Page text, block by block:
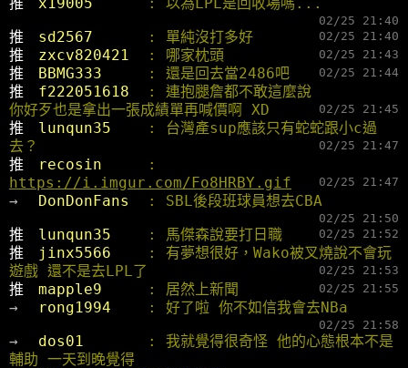
推 x19005 : 以為LPL是回收場嗎...
02/25 21:40
推 sd2567 : 單純沒打多好 02/25 21:40
推 zxcv820421 : 哪家枕頭 02/25 21:43
推 BBMG333 : 還是回去當2486吧 02/25 21:44
推 f222051618
: 連抱腿詹都不敢這麼說
你好歹也是拿出一張成績單再喊價啊 XD
02/25 21:45
推 lunqun35
: 台灣產sup應該只有蛇蛇跟小c過
去？
02/25 21:47
推 recosin
https://i.imgur.com/Fo8HRBY.gif
02/25 21:47
→ DonDonFans : SBL後段班球員想去CBA
02/25 21:50
推 lunqun35 : 馬傑森說要打日職 02/25 21:52
推 jinx5566
: 有夢想很好，Wako被叉燒說不會玩
遊戲 還不是去LPL了
02/25 21:53
推 mapple9 : 居然上新聞 02/25 21:55
→ rong1994 : 好了啦 你不如信我會去NBa
02/25 21:58
→ dos01
: 我就覺得很奇怪 他的心態根本不是
輔助 一天到晚覺得